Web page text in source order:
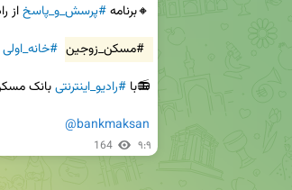
🔸برنامه #پرسش_و_پاسخ
#مسکن_زوجین #خانه_اولی
📻با #رادیو_اینترنتی
@bankmaksan
164 ۹:۹